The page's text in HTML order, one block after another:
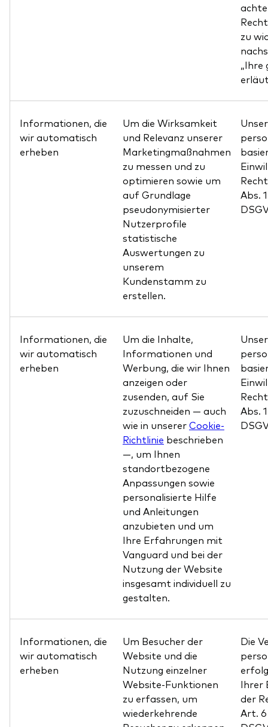
zu
„Ihre
Informationen, die
wir automatisch
erheben
Um die Wirksamkeit
und Relevanz unserer
Marketingmaßnahmen
zu messen und zu
optimieren sowie um
auf Grundlage
pseudonymisierter
Nutzerprofile
statistische
Auswertungen zu
unserem
Kundenstamm zu
erstellen.
Abs.
Informationen, die
wir automatisch
erheben
Um die Inhalte,
Informationen und
Werbung, die wir Ihnen
anzeigen oder
zusenden, auf Sie
zuzuschneiden — auch
wie in unsererCookie-
Richtlinie beschrieben
—, um Ihnen
standortbezogene
Anpassungen sowie
personalisierte Hilfe
und Anleitungen
anzubieten und um
Ihre Erfahrungen mit
Vanguard und bei der
Nutzung der Website
insgesamt individuell zu
gestalten.
Abs.
Informationen, die
wir automatisch
erheben
Um Besucher der
Website und die
Nutzung einzelner
Website-Funktionen
zu erfassen, um
wiederkehrende
Die
Ihrer
der
Art. 6